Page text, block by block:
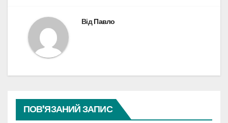
ВідПавло
ПОВ’ЯЗАНИЙ ЗАПИС